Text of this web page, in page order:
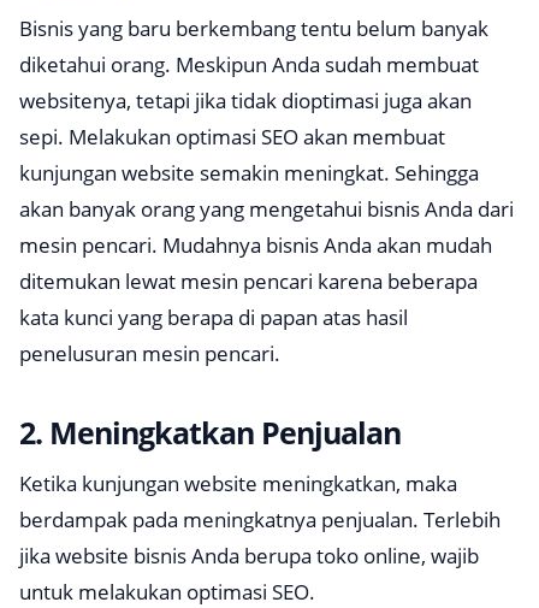
Bisnis yang baru berkembang tentu belum banyak
diketahui orang. Meskipun Anda sudah membuat
websitenya, tetapi jika tidak dioptimasi juga akan
sepi. Melakukan optimasi SEO akan membuat
kunjungan website semakin meningkat. Sehingga
akan banyak orang yang mengetahui bisnis Anda dari
mesin pencari. Mudahnya bisnis Anda akan mudah
ditemukan lewat mesin pencari karena beberapa
kata kunci yang berapa di papan atas hasil
penelusuran mesin pencari.
2. Meningkatkan Penjualan
Ketika kunjungan website meningkatkan, maka
berdampak pada meningkatnya penjualan. Terlebih
jika website bisnis Anda berupa toko online, wajib
untuk melakukan optimasi SEO.